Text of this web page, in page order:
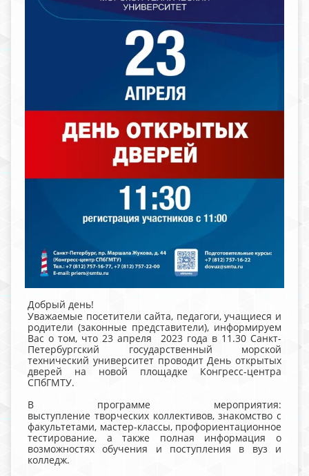
Добрый день!
Уважаемые посетители сайта, педагоги, учащиеся и
родители (законные представители), информируем
Вас о том, что 23 апреля 2023 года в 11.30 Санкт-
Петербургский государственный морской
технический университет проводит День открытых
дверей на новой площадке Конгресс-центра
СПбГМТУ.
В программе мероприятия:
выступление творческих коллективов, знакомство с
факультетами, мастер-классы, профориентационное
тестирование, а также полная информация о
возможностях обучения и поступления в вуз и
колледж.